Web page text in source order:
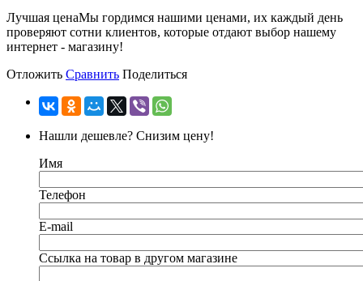
Лучшая ценаМы гордимся нашими ценами, их каждый день
проверяют сотни клиентов, которые отдают выбор нашему
интернет - магазину!
Отложить Сравнить Поделиться
Нашли дешевле? Снизим цену!
Имя
Телефон
E-mail
Ссылка на товар в другом магазине